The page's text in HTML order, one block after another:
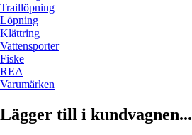
Traillöpning
Löpning
Klättring
Vattensporter
Fiske
REA
Varumärken
Lägger till i kundvagnen...